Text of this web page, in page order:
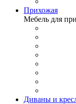
Прихожая
Мебель для
Диваны и